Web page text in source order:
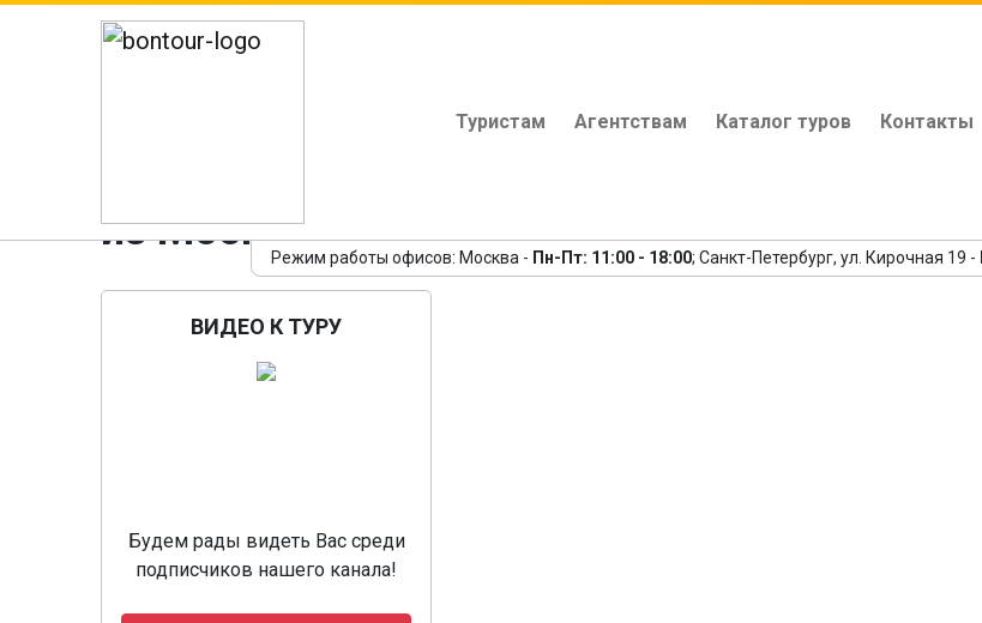
Туристам Агентствам Каталог туров Контакты
Режим работы офисов: Москва - Пн-Пт: 11:00 - 18:00; Санкт-Петербург, ул. Кирочная 19 -
из Москвы включен(9 дней)
ВИДЕО К ТУРУ
Будем рады видеть Вас среди
подписчиков нашего канала!